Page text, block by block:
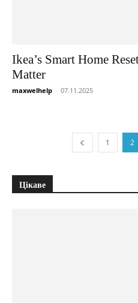
Ikea’s Smart Home
Matter
maxwelhelp - 07.11.2025
1 2
Цікаве